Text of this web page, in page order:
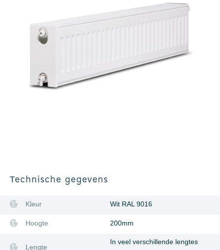
Technische gegevens
Kleur Wit RAL 9016
Hoogte 200mm
Lengte
In veel verschillende lengtes